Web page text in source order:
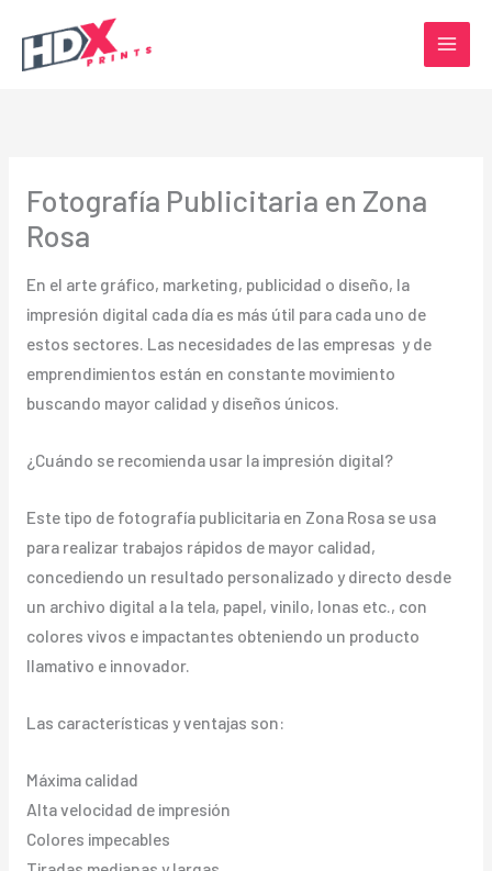
contenido
Fotografía Publicitaria en Zona
Rosa
En el arte gráfico, marketing, publicidad o diseño, la
impresión digital cada día es más útil para cada uno de
estos sectores. Las necesidades de las empresas y de
emprendimientos están en constante movimiento
buscando mayor calidad y diseños únicos.
¿Cuándo se recomienda usar la impresión digital?
Este tipo de fotografía publicitaria en Zona Rosa se usa
para realizar trabajos rápidos de mayor calidad,
concediendo un resultado personalizado y directo desde
un archivo digital a la tela, papel, vinilo, lonas etc., con
colores vivos e impactantes obteniendo un producto
llamativo e innovador.
Las características y ventajas son:
Máxima calidad
Alta velocidad de impresión
Colores impecables